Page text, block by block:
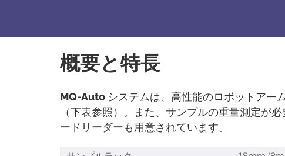
概要と特長
MQ-Auto システムは、高性能のロボットアー
（下表参照）。また、サンプルの重量測定が
ードリーダーも用意されています。